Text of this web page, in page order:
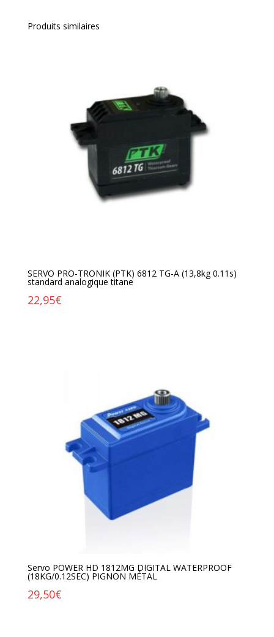
Produits similaires
SERVO PRO-TRONIK (PTK) 6812 TG-A (13,8kg 0.11s)
standard analogique titane
22,95€
Servo POWER HD 1812MG DIGITAL WATERPROOF
(18KG/0.12SEC) PIGNON MÉTAL
29,50€